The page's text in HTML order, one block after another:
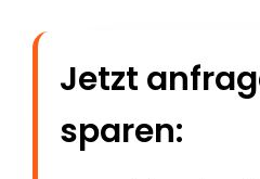
Jetzt
sparen: